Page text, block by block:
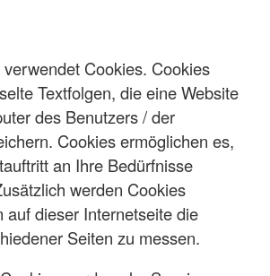
Cookies. Cookies
Textfolgen, die eine Website
des Benutzers / der
Cookies ermöglichen es,
an Ihre Bedürfnisse
werden Cookies
auf dieser Internetseite die
Seiten zu messen.